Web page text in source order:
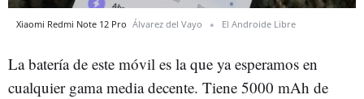
Xiaomi Redmi Note 12 Pro Álvarez del Vayo El Androide Libre
La batería de este móvil es la que ya esperamos en
cualquier gama media decente. Tiene 5000 mAh de